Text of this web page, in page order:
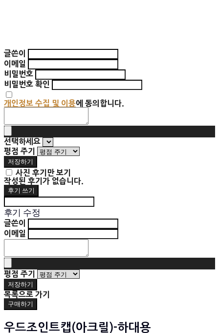
글쓴이
이메일
비밀번호
비밀번호 확인
개인정보 수집 및 이용에 동의합니다.
선택하세요
평점 주기
저장하기
사진 후기만 보기
작성된 후기가 없습니다.
후기 쓰기
후기 수정
글쓴이
이메일
평점 주기
저장하기
목록으로 가기
구매하기
우드조인트캡(아크릴)-하대용